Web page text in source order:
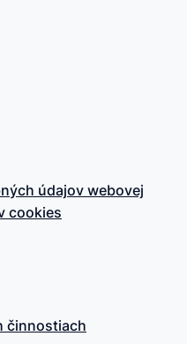
údajov webovej
cookies
činnostiach